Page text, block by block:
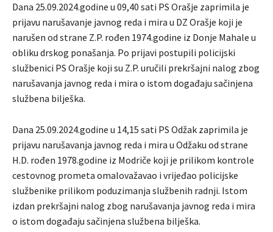
Dana 25.09.2024.godine u 09,40 sati PS Orašje zaprimila je
prijavu narušavanje javnog reda i mira u DZ Orašje koji je
narušen od strane Z.P. rođen 1974.godine iz Donje Mahale u
obliku drskog ponašanja. Po prijavi postupili policijski
službenici PS Orašje koji su Z.P. uručili prekršajni nalog zbog
narušavanja javnog reda i mira o istom događaju sačinjena
službena bilješka.
Dana 25.09.2024.godine u 14,15 sati PS Odžak zaprimila je
prijavu narušavanja javnog reda i mira u Odžaku od strane
H.D. rođen 1978.godine iz Modriče koji je prilikom kontrole
cestovnog prometa omalovažavao i vrijeđao policijske
službenike prilikom poduzimanja službenih radnji. Istom
izdan prekršajni nalog zbog narušavanja javnog reda i mira
o istom događaju sačinjena službena bilješka.